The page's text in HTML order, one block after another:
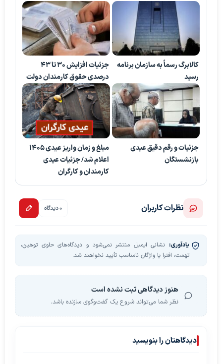
کالابرگ رسماً به سازمان برنامه
رسید
جزئیات افزایش ۳۰ تا ۴۳
درصدی حقوق کارمندان دولت
جزئیات و رقم دقیق عیدی
بازنشستگان
مبلغ و زمان واریز عیدی ۱۴۰۵
اعلام شد/ جزئیات عیدی
کارمندان و کارگران
نظرات کاربران 0 دیدگاه
یادآوری: نشانی ایمیل منتشر نمی‌شود و دیدگاه‌های حاوی توهین،
تهمت، افترا یا واژگان نامناسب تأیید نخواهند شد.
هنوز دیدگاهی ثبت نشده است
نظر شما می‌تواند شروع یک گفت‌وگوی سازنده باشد.
دیدگاهتان را بنویسید